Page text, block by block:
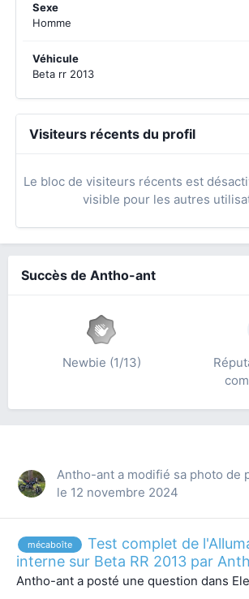
Sexe
Homme
Véhicule
Beta rr 2013
Visiteurs récents du profil
Le bloc de visiteurs récents est
visible pour les autres
Succès de Antho-ant
Newbie (1/13)
Antho-ant a modifié sa photo de
le 12 novembre 2024
mécaboîte
Test complet de
interne sur Beta RR 2013 par
Antho-ant a posté une question dans